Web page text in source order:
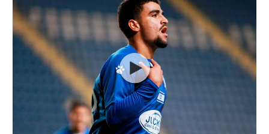
VOD
גביע המדינה
נבחרת ישראל
מכבי חיפה
ליגה גרמנית
ליגה ספרדית
ליגה לאומית
כדורסל נשים
מכבי תל אביב
NBA
יורוליג
ענפים נוספים
טניס